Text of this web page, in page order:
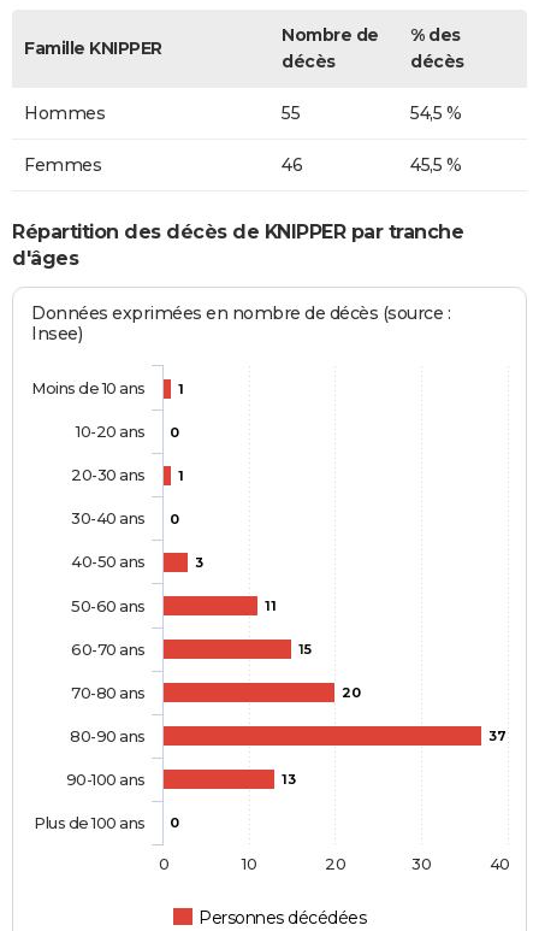
Famille KNIPPER
Nombre de
décès
% des
décès
Hommes 55 54,5 %
Femmes 46 45,5 %
Répartition des décès de KNIPPER par tranche
d'âges
Données exprimées en nombre de décès (source :
Insee)
1
0
1
0
3
11
15
20
37
13
0
Personnes décédées
Moins de 10 ans
10-20 ans
20-30 ans
30-40 ans
40-50 ans
50-60 ans
60-70 ans
70-80 ans
80-90 ans
90-100 ans
Plus de 100 ans
0 10 20 30 40